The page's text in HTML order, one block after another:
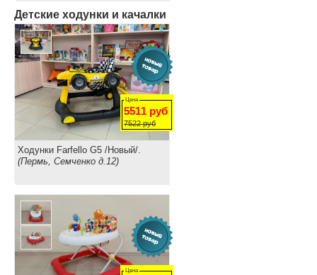
Детские ходунки и качалки
Цена
5511 руб
7522руб
Ходунки Farfello G5 /Новый/.
(Пермь, Семченко д.12)
Цена